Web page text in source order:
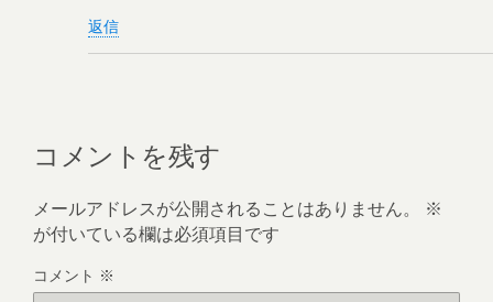
返信
コメントを残す
メールアドレスが公開されることはありません。
※
が付いている欄は必須項目です
コメント ※